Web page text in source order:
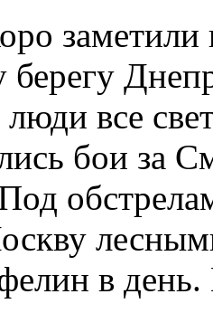
заметили
берегу
все
бои за
Под
в